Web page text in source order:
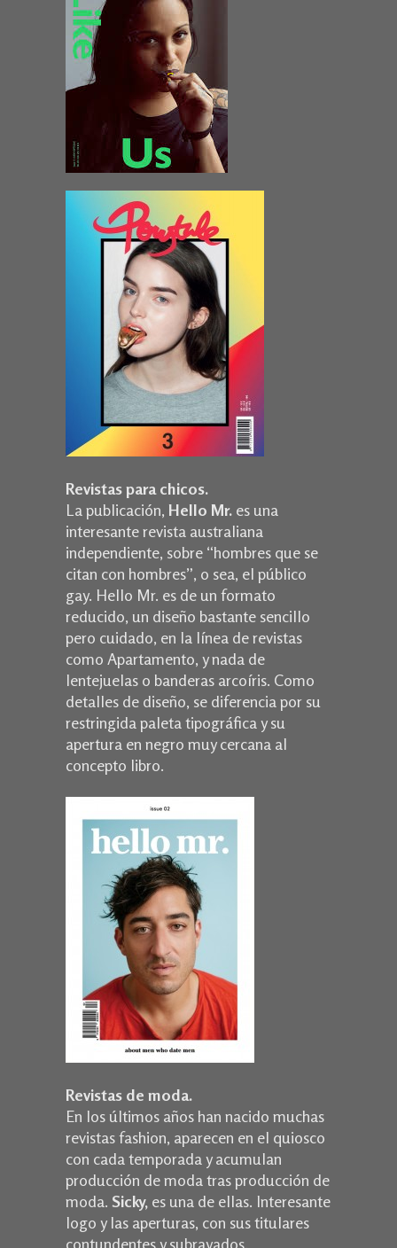
Revistas para chicos.
La publicación, Hello Mr. es una
interesante revista australiana
independiente, sobre “hombres que se
citan con hombres”, o sea, el público
gay. Hello Mr. es de un formato
reducido, un diseño bastante sencillo
pero cuidado, en la línea de revistas
como Apartamento, y nada de
lentejuelas o banderas arcoíris. Como
detalles de diseño, se diferencia por su
restringida paleta tipográfica y su
apertura en negro muy cercana al
concepto libro.
Revistas de moda.
En los últimos años han nacido muchas
revistas fashion, aparecen en el quiosco
con cada temporada y acumulan
producción de moda tras producción de
moda. Sicky, es una de ellas. Interesante
logo y las aperturas, con sus titulares
contundentes y subrayados.